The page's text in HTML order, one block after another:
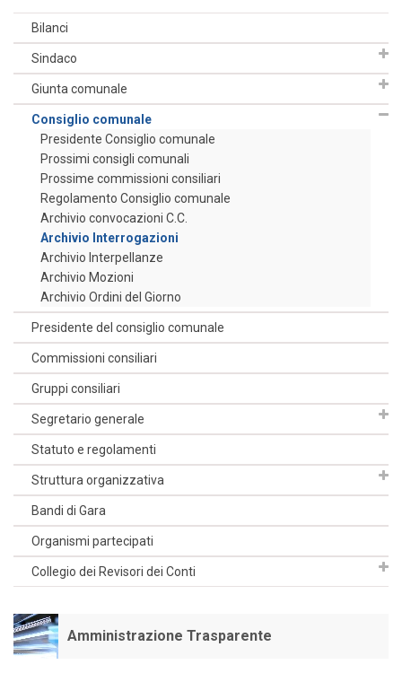
Bilanci
Sindaco
Giunta comunale
Consiglio comunale
Presidente Consiglio comunale
Prossimi consigli comunali
Prossime commissioni consiliari
Regolamento Consiglio comunale
Archivio convocazioni C.C.
Archivio Interrogazioni
Archivio Interpellanze
Archivio Mozioni
Archivio Ordini del Giorno
Presidente del consiglio comunale
Commissioni consiliari
Gruppi consiliari
Segretario generale
Statuto e regolamenti
Struttura organizzativa
Bandi di Gara
Organismi partecipati
Collegio dei Revisori dei Conti
Amministrazione Trasparente